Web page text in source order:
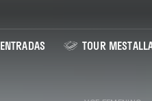
ENTRADAS TOUR